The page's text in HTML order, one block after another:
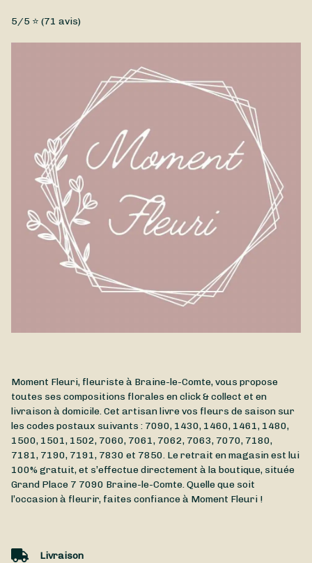
Un joli bouquet d’automne signé Moment Fleuri composé de
5/5 ⭐ (71 avis)
Moment Fleuri, fleuriste à Braine-le-Comte, vous propose
toutes ses compositions florales en click & collect et en
livraison à domicile. Cet artisan livre vos fleurs de saison sur
les codes postaux suivants : 7090, 1430, 1460, 1461, 1480,
1500, 1501, 1502, 7060, 7061, 7062, 7063, 7070, 7180,
7181, 7190, 7191, 7830 et 7850. Le retrait en magasin est lui
100% gratuit, et s’effectue directement à la boutique, située
Grand Place 7 7090 Braine-le-Comte. Quelle que soit
l’occasion à fleurir, faites confiance à Moment Fleuri !
Livraison